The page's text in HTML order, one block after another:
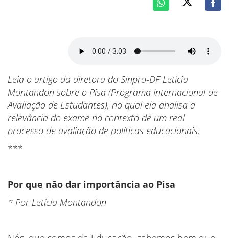
Leia o artigo da diretora do Sinpro-DF Letícia
Montandon sobre o Pisa (Programa Internacional de
Avaliação de Estudantes), no qual ela analisa a
relevância do exame no contexto de um real
processo de avaliação de políticas educacionais.
***
Por que não dar importância ao Pisa
* Por Letícia Montandon